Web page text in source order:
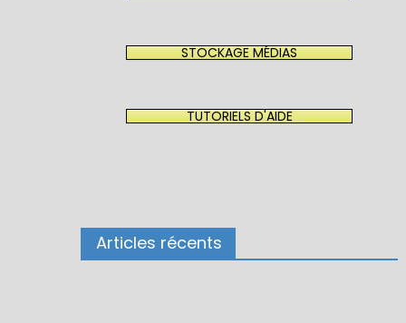
STOCKAGE MÉDIAS
TUTORIELS D'AIDE
Articles récents